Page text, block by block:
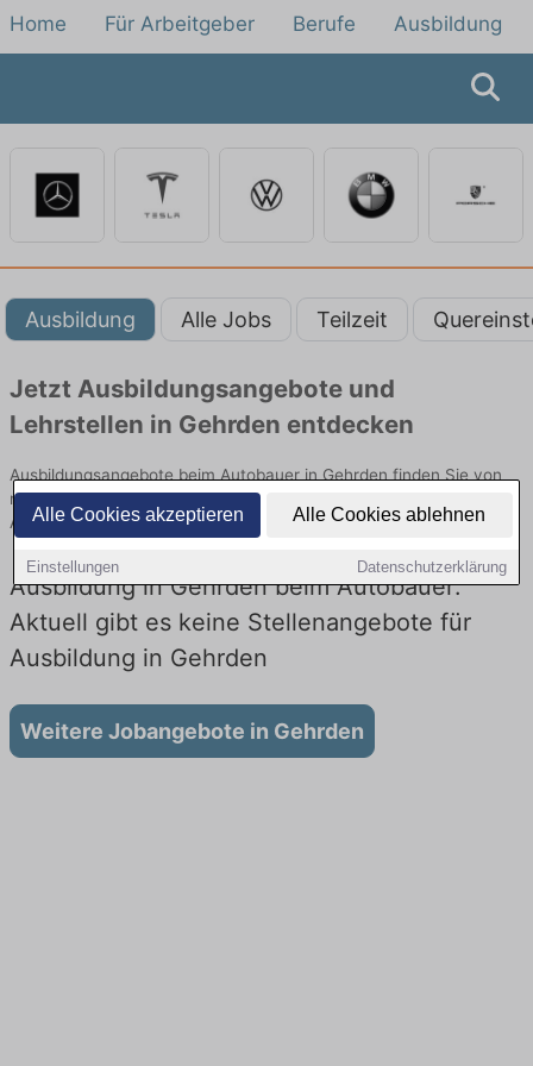
Alle Cookies akzeptieren Alle Cookies ablehnen
Einstellungen Datenschutzerklärung
Home Für Arbeitgeber Berufe Ausbildung
Ausbildung Alle Jobs Teilzeit
Jetzt Ausbildungsangebote und
Lehrstellen in Gehrden entdecken
Ausbildungsangebote beim Autobauer in Gehrden finden Sie von
namhaften Firmen. Entdecken Sie freie Optionen von Top-
Arbeitgebern und bewerben Sie sich noch heute.
Ausbildung in Gehrden beim Autobauer:
Aktuell gibt es keine Stellenangebote für
Ausbildung in Gehrden
Weitere Jobangebote in Gehrden